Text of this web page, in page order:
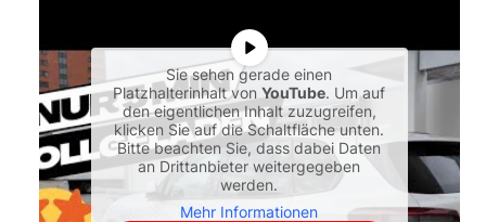
Sie sehen gerade einen
Platzhalterinhalt vonYouTube. Um auf
den eigentlichen Inhalt zuzugreifen,
klicken Sie auf die Schaltfläche unten.
Bitte beachten Sie, dass dabei Daten
an Drittanbieter weitergegeben
werden.
Mehr Informationen